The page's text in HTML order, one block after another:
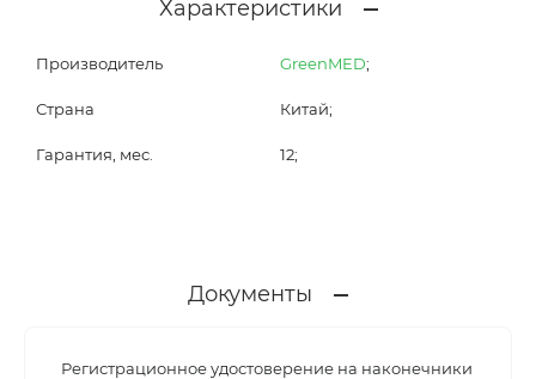
Характеристики
Производитель GreenMED;
Страна Китай;
Гарантия, мес. 12;
Документы
Регистрационное удостоверение на наконечники